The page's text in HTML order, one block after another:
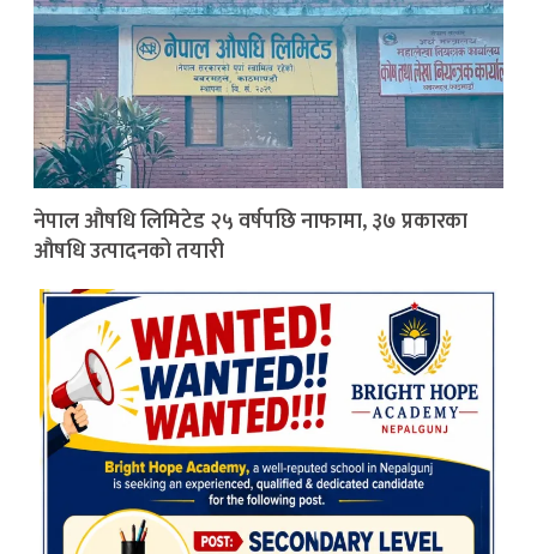
नेपाल औषधि लिमिटेड २५ वर्षपछि नाफामा, ३७ प्रकारका
औषधि उत्पादनको तयारी